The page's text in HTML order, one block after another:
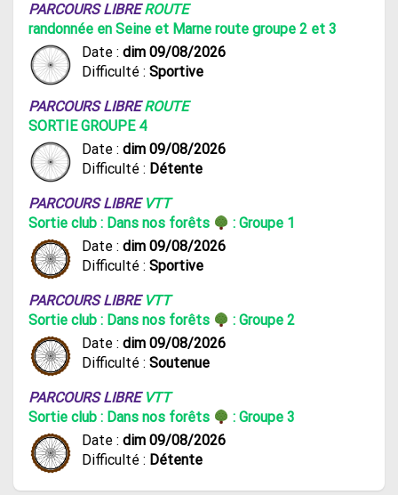
PARCOURS LIBREROUTE
randonnée en Seine et Marne route groupe 2 et 3
Date : dim 09/08/2026
Difficulté : Sportive
PARCOURS LIBREROUTE
SORTIE GROUPE 4
Date : dim 09/08/2026
Difficulté : Détente
PARCOURS LIBRE VTT
Sortie club : Dans nos forêts
: Groupe 1
Date : dim 09/08/2026
Difficulté : Sportive
PARCOURS LIBRE VTT
Sortie club : Dans nos forêts
: Groupe 2
Date : dim 09/08/2026
Difficulté : Soutenue
PARCOURS LIBRE VTT
Sortie club : Dans nos forêts
: Groupe 3
Date : dim 09/08/2026
Difficulté : Détente